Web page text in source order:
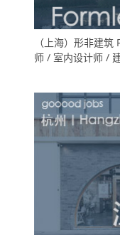
（上海）形非建
师 / 室内设计师 /